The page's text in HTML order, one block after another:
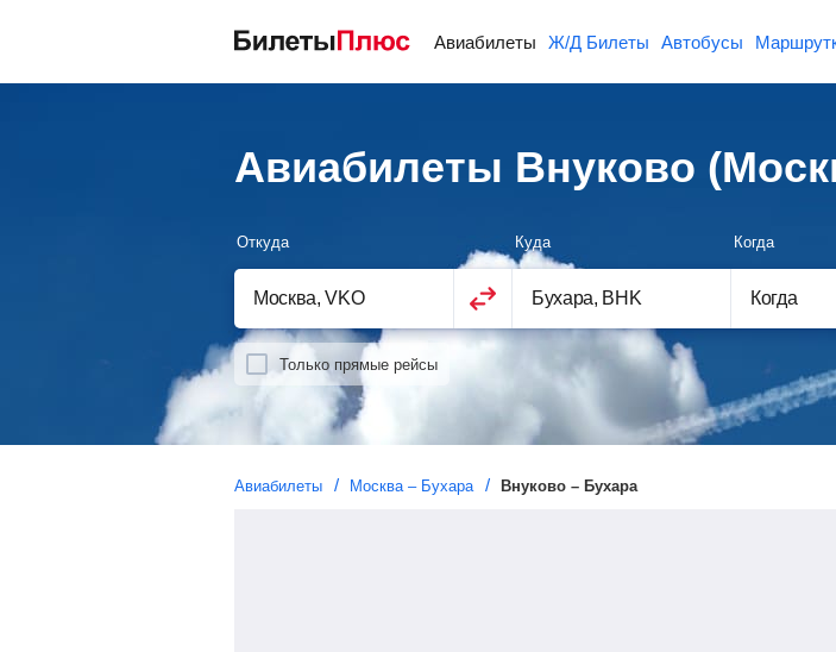
Авиабилеты Ж/Д Билеты Автобусы
Авиабилеты Внуково
Откуда Куда
Когда
Когда
Только прямые рейсы
Авиабилеты Москва – Бухара Внуково – Бухара